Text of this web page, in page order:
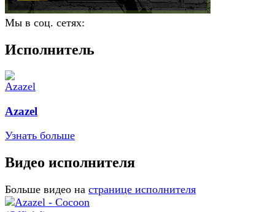
Мы в соц. сетях:
Исполнитель
Azazel
Узнать больше
Видео исполнителя
Больше видео на странице исполнителя